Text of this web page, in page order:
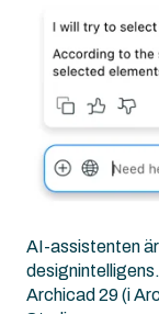
AI-assistenten
Archicad 29 (i